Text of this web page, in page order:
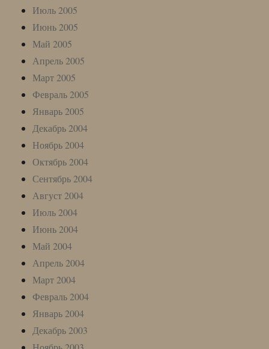
Июль 2005
Июнь 2005
Май 2005
Апрель 2005
Март 2005
Февраль 2005
Январь 2005
Декабрь 2004
Ноябрь 2004
Октябрь 2004
Сентябрь 2004
Август 2004
Июль 2004
Июнь 2004
Май 2004
Апрель 2004
Март 2004
Февраль 2004
Январь 2004
Декабрь 2003